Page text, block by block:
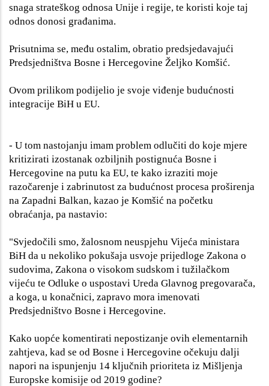
snaga strateškog odnosa Unije i regije, te koristi koje taj
odnos donosi građanima.
Prisutnima se, među ostalim, obratio predsjedavajući
Predsjedništva Bosne i Hercegovine Željko Komšić.
Ovom prilikom podijelio je svoje viđenje budućnosti
integracije BiH u EU.
- U tom nastojanju imam problem odlučiti do koje mjere
kritizirati izostanak ozbiljnih postignuća Bosne i
Hercegovine na putu ka EU, te kako izraziti moje
razočarenje i zabrinutost za budućnost procesa proširenja
na Zapadni Balkan, kazao je Komšić na početku
obraćanja, pa nastavio:
"Svjedočili smo, žalosnom neuspjehu Vijeća ministara
BiH da u nekoliko pokušaja usvoje prijedloge Zakona o
sudovima, Zakona o visokom sudskom i tužilačkom
vijeću te Odluke o uspostavi Ureda Glavnog pregovarača,
a koga, u konačnici, zapravo mora imenovati
Predsjedništvo Bosne i Hercegovine.
Kako uopće komentirati nepostizanje ovih elementarnih
zahtjeva, kad se od Bosne i Hercegovine očekuju dalji
napori na ispunjenju 14 ključnih prioriteta iz Mišljenja
Europske komisije od 2019 godine?